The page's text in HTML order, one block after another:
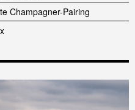
Champagner-Pairing